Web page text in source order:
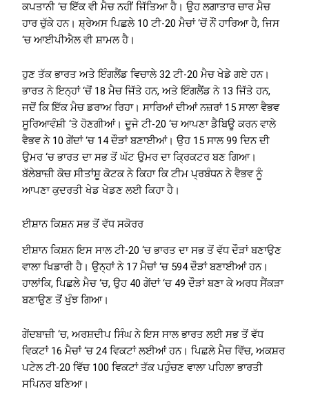
ਕਪਤਾਨੀ ‘ਚ ਇੱਕ ਵੀ ਮੈਚ ਨਹੀਂ ਜਿੱਤਿਆ ਹੈ। ਉਹ ਲਗਾਤਾਰ ਚਾਰ ਮੈਚ
ਹਾਰ ਚੁੱਕੇ ਹਨ। ਸ਼੍ਰੇਅਸ ਪਿਛਲੇ 10 ਟੀ-20 ਮੈਚਾਂ ‘ਚੋਂ ਨੌਂ ਹਾਰਿਆ ਹੈ, ਜਿਸ
‘ਚ ਆਈਪੀਐਲ ਵੀ ਸ਼ਾਮਲ ਹੈ।
ਹੁਣ ਤੱਕ ਭਾਰਤ ਅਤੇ ਇੰਗਲੈਂਡ ਵਿਚਾਲੇ 32 ਟੀ-20 ਮੈਚ ਖੇਡੇ ਗਏ ਹਨ।
ਭਾਰਤ ਨੇ ਇਨ੍ਹਾਂ ‘ਚੋਂ 18 ਮੈਚ ਜਿੱਤੇ ਹਨ, ਅਤੇ ਇੰਗਲੈਂਡ ਨੇ 13 ਜਿੱਤੇ ਹਨ,
ਜਦੋਂ ਕਿ ਇੱਕ ਮੈਚ ਡਰਾਅ ਰਿਹਾ। ਸਾਰਿਆਂ ਦੀਆਂ ਨਜ਼ਰਾਂ 15 ਸਾਲਾ ਵੈਭਵ
ਸੂਰਿਆਵੰਸ਼ੀ ‘ਤੇ ਹੋਣਗੀਆਂ। ਦੂਜੇ ਟੀ-20 ‘ਚ ਆਪਣਾ ਡੈਬਿਊ ਕਰਨ ਵਾਲੇ
ਵੈਭਵ ਨੇ 10 ਗੇਂਦਾਂ ‘ਚ 14 ਦੌੜਾਂ ਬਣਾਈਆਂ। ਉਹ 15 ਸਾਲ 99 ਦਿਨ ਦੀ
ਉਮਰ ‘ਚ ਭਾਰਤ ਦਾ ਸਭ ਤੋਂ ਘੱਟ ਉਮਰ ਦਾ ਕ੍ਰਿਕਟਰ ਬਣ ਗਿਆ।
ਬੱਲੇਬਾਜ਼ੀ ਕੋਚ ਸੀਤਾਂਸ਼ੂ ਕੋਟਕ ਨੇ ਕਿਹਾ ਕਿ ਟੀਮ ਪ੍ਰਬੰਧਨ ਨੇ ਵੈਭਵ ਨੂੰ
ਆਪਣਾ ਕੁਦਰਤੀ ਖੇਡ ਖੇਡਣ ਲਈ ਕਿਹਾ ਹੈ।
ਈਸ਼ਾਨ ਕਿਸ਼ਨ ਸਭ ਤੋਂ ਵੱਧ ਸਕੋਰਰ
ਈਸ਼ਾਨ ਕਿਸ਼ਨ ਇਸ ਸਾਲ ਟੀ-20 ‘ਚ ਭਾਰਤ ਦਾ ਸਭ ਤੋਂ ਵੱਧ ਦੌੜਾਂ ਬਣਾਉਣ
ਵਾਲਾ ਖਿਡਾਰੀ ਹੈ। ਉਨ੍ਹਾਂ ਨੇ 17 ਮੈਚਾਂ ‘ਚ 594 ਦੌੜਾਂ ਬਣਾਈਆਂ ਹਨ।
ਹਾਲਾਂਕਿ, ਪਿਛਲੇ ਮੈਚ ‘ਚ, ਉਹ 40 ਗੇਂਦਾਂ ‘ਚ 49 ਦੌੜਾਂ ਬਣਾ ਕੇ ਅਰਧ ਸੈਂਕੜਾ
ਬਣਾਉਣ ਤੋਂ ਖੁੰਝ ਗਿਆ।
ਗੇਂਦਬਾਜ਼ੀ ‘ਚ, ਅਰਸ਼ਦੀਪ ਸਿੰਘ ਨੇ ਇਸ ਸਾਲ ਭਾਰਤ ਲਈ ਸਭ ਤੋਂ ਵੱਧ
ਵਿਕਟਾਂ 16 ਮੈਚਾਂ ‘ਚ 24 ਵਿਕਟਾਂ ਲਈਆਂ ਹਨ। ਪਿਛਲੇ ਮੈਚ ਵਿੱਚ, ਅਕਸ਼ਰ
ਪਟੇਲ ਟੀ-20 ਵਿੱਚ 100 ਵਿਕਟਾਂ ਤੱਕ ਪਹੁੰਚਣ ਵਾਲਾ ਪਹਿਲਾ ਭਾਰਤੀ
ਸਪਿਨਰ ਬਣਿਆ।